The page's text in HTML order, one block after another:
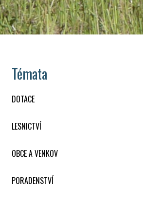
Témata
DOTACE
LESNICTVÍ
OBCE A VENKOV
PORADENSTVÍ